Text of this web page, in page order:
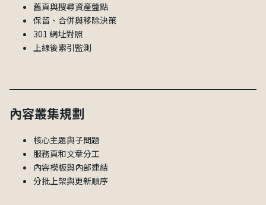
舊頁與搜尋資產盤點
保留、合併與移除決策
301 網址對照
上線後索引監測
內容叢集規劃
核心主題與子問題
服務頁和文章分工
內容模板與內部連結
分批上架與更新順序